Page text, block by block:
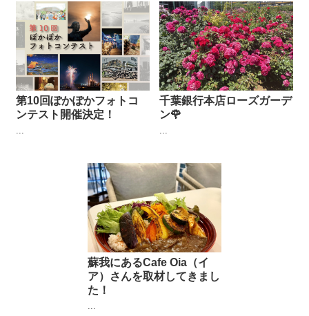
第10回ぽかぽかフォトコ
ンテスト開催決定！
千葉銀行本店ローズガーデ
ン🌹
蘇我にあるCafe Oia（イ
ア）さんを取材してきまし
た！
...